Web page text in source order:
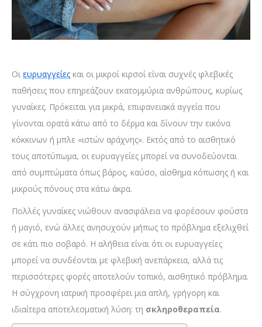
Οι ευρυαγγείες και οι μικροί κιρσοί είναι συχνές φλεβικές
παθήσεις που επηρεάζουν εκατομμύρια ανθρώπους, κυρίως
γυναίκες. Πρόκειται για μικρά, επιφανειακά αγγεία που
γίνονται ορατά κάτω από το δέρμα και δίνουν την εικόνα
κόκκινων ή μπλε «ιστών αράχνης». Εκτός από το αισθητικό
τους αποτύπωμα, οι ευρυαγγείες μπορεί να συνοδεύονται
από συμπτώματα όπως βάρος, καύσο, αίσθημα κόπωσης ή και
μικρούς πόνους στα κάτω άκρα.
Πολλές γυναίκες νιώθουν ανασφάλεια να φορέσουν φούστα
ή μαγιό, ενώ άλλες ανησυχούν μήπως το πρόβλημα εξελιχθεί
σε κάτι πιο σοβαρό. Η αλήθεια είναι ότι οι ευρυαγγείες
μπορεί να συνδέονται με φλεβική ανεπάρκεια, αλλά τις
περισσότερες φορές αποτελούν τοπικό, αισθητικό πρόβλημα.
Η σύγχρονη ιατρική προσφέρει μια απλή, γρήγορη και
ιδιαίτερα αποτελεσματική λύση: τη σκληροθεραπεία.